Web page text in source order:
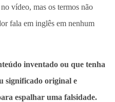
vídeo, mas os termos não
fala em inglês em nenhum
inventado ou que tenha
significado original e
espalhar uma falsidade.